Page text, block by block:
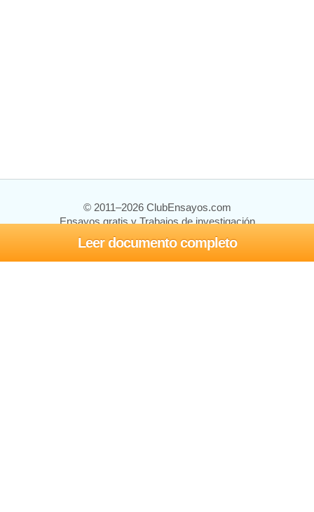
Leer documento completo
© 2011–2026 ClubEnsayos.com
Ensayos gratis y Trabajos de investigación